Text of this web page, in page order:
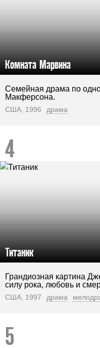
Комната Марвина
Семейная драма по
Макферсона.
США, 1996 драма
Титаник
Грандиозная картина
силу рока, любовь и
США, 1997 драма